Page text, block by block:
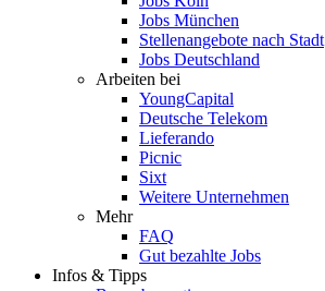
Jobs München
Stellenangebote nach Stadt
Jobs Deutschland
Arbeiten bei
YoungCapital
Deutsche Telekom
Lieferando
Picnic
Sixt
Weitere Unternehmen
Mehr
FAQ
Gut bezahlte Jobs
Infos & Tipps